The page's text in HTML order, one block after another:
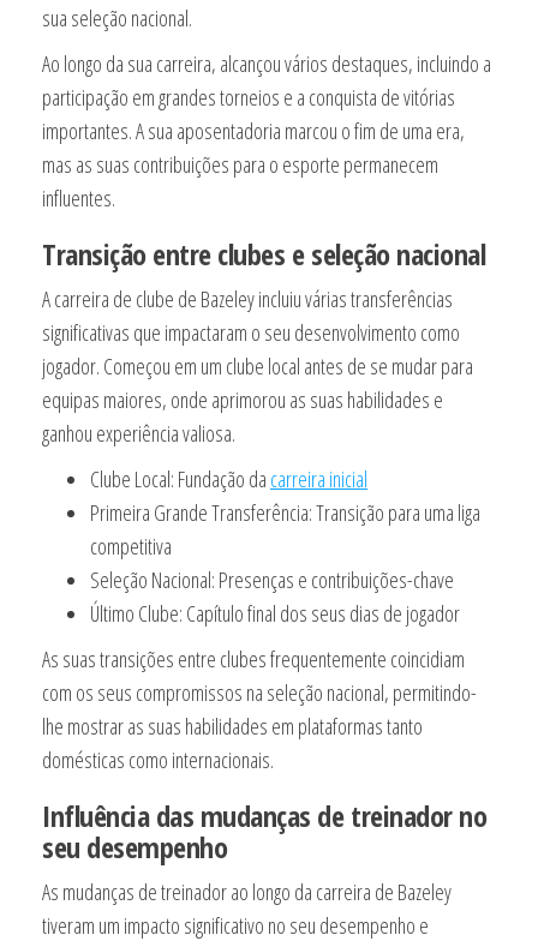
sua seleção nacional.
Ao longo da sua carreira, alcançou vários destaques, incluindo a
participação em grandes torneios e a conquista de vitórias
importantes. A sua aposentadoria marcou o fim de uma era,
mas as suas contribuições para o esporte permanecem
influentes.
Transição entre clubes e seleção nacional
A carreira de clube de Bazeley incluiu várias transferências
significativas que impactaram o seu desenvolvimento como
jogador. Começou em um clube local antes de se mudar para
equipas maiores, onde aprimorou as suas habilidades e
ganhou experiência valiosa.
Clube Local: Fundação da carreira inicial
Primeira Grande Transferência: Transição para uma liga
competitiva
Seleção Nacional: Presenças e contribuições-chave
Último Clube: Capítulo final dos seus dias de jogador
As suas transições entre clubes frequentemente coincidiam
com os seus compromissos na seleção nacional, permitindo-
lhe mostrar as suas habilidades em plataformas tanto
domésticas como internacionais.
Influência das mudanças de treinador no
seu desempenho
As mudanças de treinador ao longo da carreira de Bazeley
tiveram um impacto significativo no seu desempenho e